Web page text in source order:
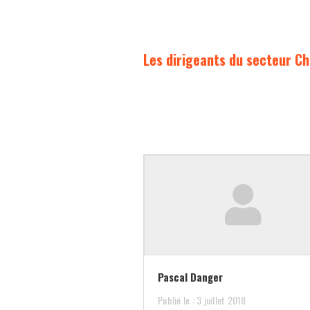
Les dirigeants du secteur
Pascal Danger
Publié le : 3 juillet 2018